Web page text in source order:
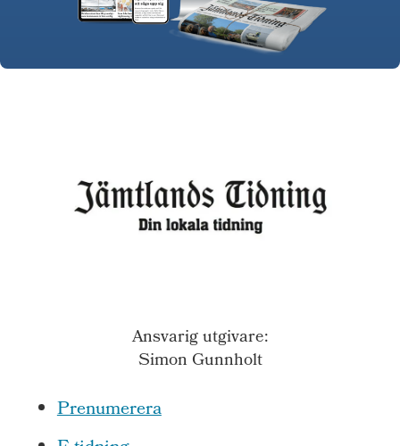
Ansvarig utgivare:
Simon Gunnholt
Prenumerera